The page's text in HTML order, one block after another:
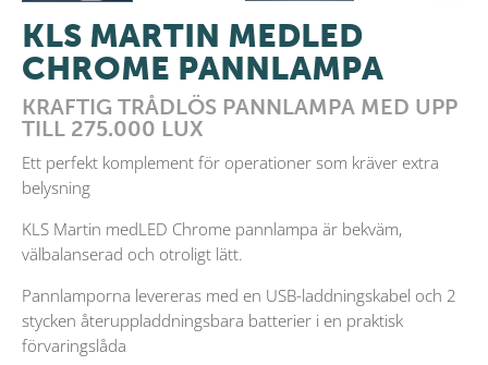
KLS MARTIN MEDLED
CHROME PANNLAMPA
KRAFTIG TRÅDLÖS PANNLAMPA MED UPP
TILL 275.000 LUX
Ett perfekt komplement för operationer som kräver extra
belysning
KLS Martin medLED Chrome pannlampa är bekväm,
välbalanserad och otroligt lätt.
Pannlamporna levereras med en USB-laddningskabel och 2
stycken återuppladdningsbara batterier i en praktisk
förvaringslåda